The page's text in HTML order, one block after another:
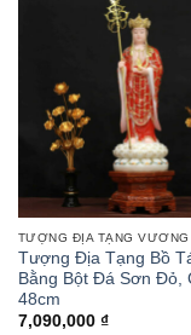
TƯỢNG ĐỊA TẠNG
Tượng Địa Tạng Bồ
Bằng Bột Đá Sơn Đỏ,
48cm
7,090,000 ₫